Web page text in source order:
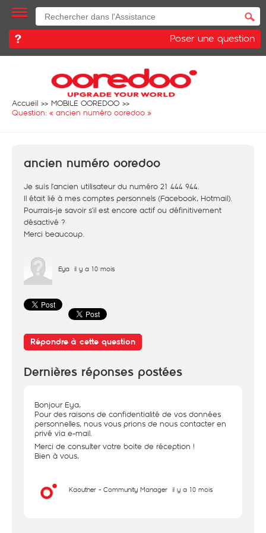
Poser une question
Accueil
MOBILE OOREDOO
Question: « ancien numéro ooredoo »
ancien numéro ooredoo
Je suis l’ancien utilisateur du numéro 21 444 944.
Il était lié à mes comptes personnels (Facebook, Hotmail).
Pourrais-je savoir s’il est encore actif ou définitivement
désactivé ?
Merci beaucoup.
Eya il y a 10 mois
Répondre à cette question
Dernières réponses postées
Bonjour Eya,
Pour des raisons de confidentialité de vos données
personnelles, nous vous prions de nous contacter en
privé via e-mail.
Merci de consulter votre boite de réception !
Bien à vous,
Kaouther - Community Manager il y a 10 mois